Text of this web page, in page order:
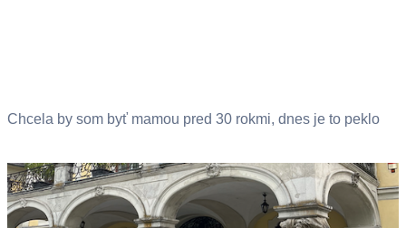
Chcela by som byť mamou pred 30 rokmi, dnes je to peklo